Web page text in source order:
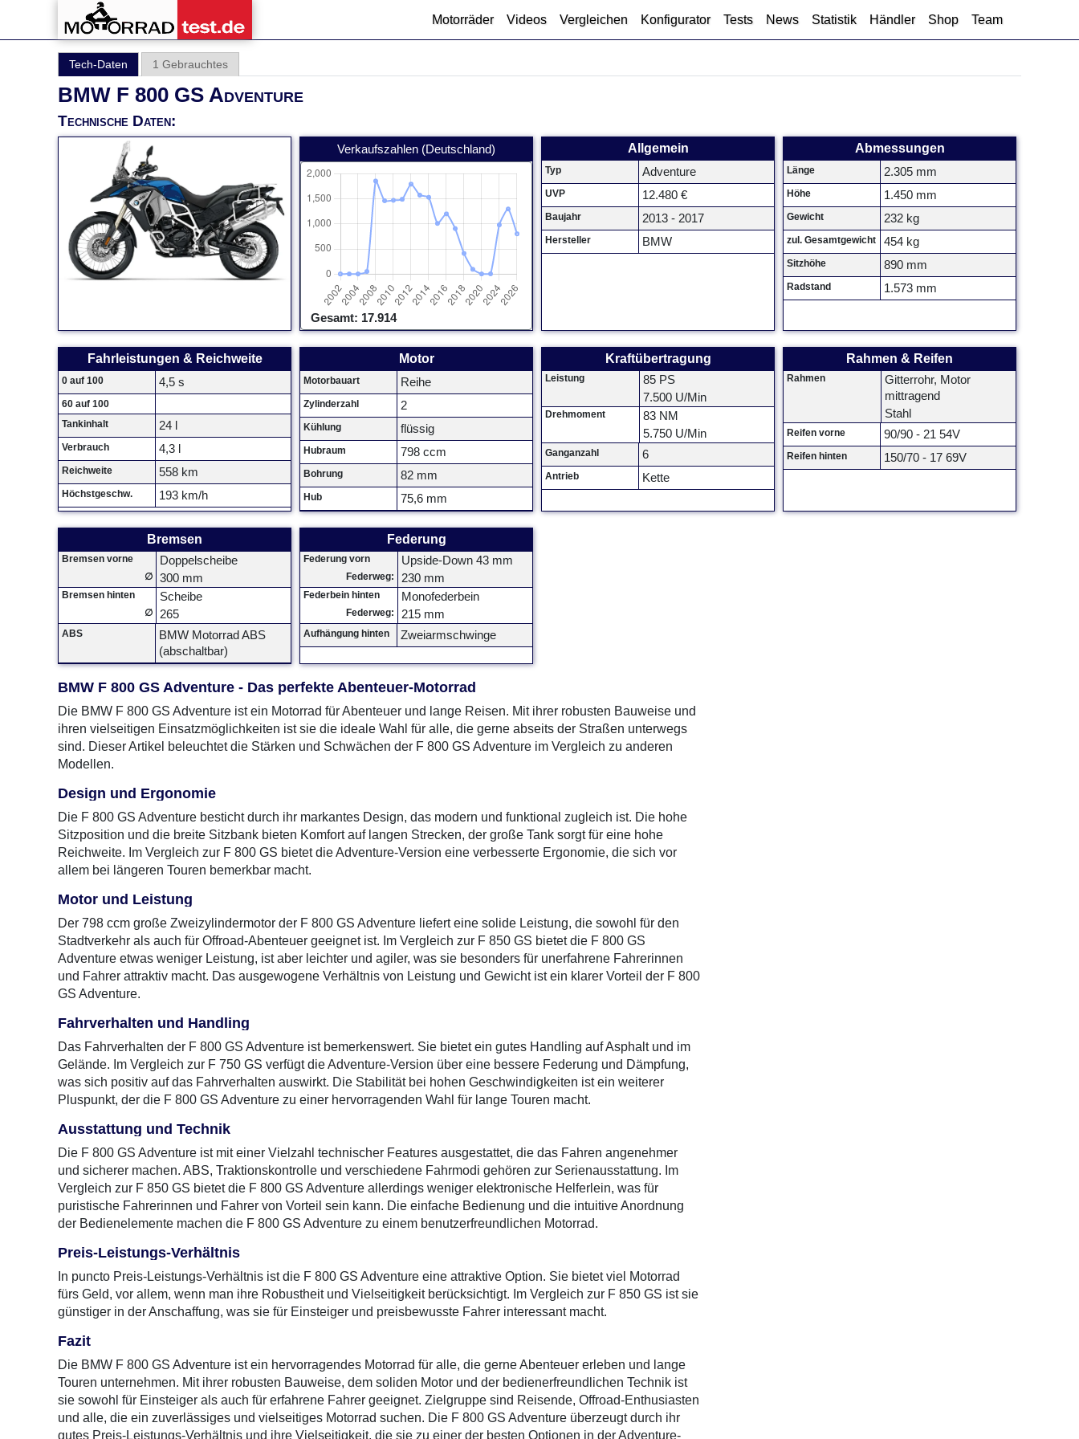
Motorräder Videos Vergleichen Konfigurator Tests News Statistik Händler Shop Team
Tech-Daten 1 Gebrauchtes
BMW F 800 GS Adventure
Technische Daten:
Verkaufszahlen (Deutschland)
Gesamt: 17.914
Allgemein
Typ Adventure
UVP 12.480 €
Baujahr 2013 - 2017
Hersteller BMW
Abmessungen
Länge 2.305 mm
Höhe 1.450 mm
Gewicht 232 kg
zul. Gesamtgewicht 454 kg
Sitzhöhe 890 mm
Radstand 1.573 mm
Fahrleistungen & Reichweite
0 auf 100 4,5 s
60 auf 100
Tankinhalt
24 l
Verbrauch 4,3 l
Reichweite 558 km
Höchstgeschw. 193 km/h
Motor
Motorbauart Reihe
Zylinderzahl 2
Kühlung flüssig
Hubraum 798 ccm
Bohrung 82 mm
Hub 75,6 mm
Kraftübertragung
Leistung
85 PS
7.500 U/Min
Drehmoment
83 NM
5.750 U/Min
Ganganzahl 6
Antrieb Kette
Rahmen & Reifen
Rahmen
Gitterrohr, Motor
mittragend
Stahl
Reifen vorne 90/90 - 21 54V
Reifen hinten 150/70 - 17 69V
Bremsen
Bremsen vorne Doppelscheibe
∅ 300 mm
Bremsen hinten Scheibe
∅ 265
ABS
BMW Motorrad ABS
(abschaltbar)
Federung
Federung vorn Upside-Down 43 mm
Federweg: 230 mm
Federbein hinten Monofederbein
Federweg: 215 mm
Aufhängung hinten Zweiarmschwinge
BMW F 800 GS Adventure - Das perfekte Abenteuer-Motorrad
Die BMW F 800 GS Adventure ist ein Motorrad für Abenteuer und lange Reisen. Mit ihrer robusten Bauweise und
ihren vielseitigen Einsatzmöglichkeiten ist sie die ideale Wahl für alle, die gerne abseits der Straßen unterwegs
sind. Dieser Artikel beleuchtet die Stärken und Schwächen der F 800 GS Adventure im Vergleich zu anderen
Modellen.
Design und Ergonomie
Die F 800 GS Adventure besticht durch ihr markantes Design, das modern und funktional zugleich ist. Die hohe
Sitzposition und die breite Sitzbank bieten Komfort auf langen Strecken, der große Tank sorgt für eine hohe
Reichweite. Im Vergleich zur F 800 GS bietet die Adventure-Version eine verbesserte Ergonomie, die sich vor
allem bei längeren Touren bemerkbar macht.
Motor und Leistung
Der 798 ccm große Zweizylindermotor der F 800 GS Adventure liefert eine solide Leistung, die sowohl für den
Stadtverkehr als auch für Offroad-Abenteuer geeignet ist. Im Vergleich zur F 850 GS bietet die F 800 GS
Adventure etwas weniger Leistung, ist aber leichter und agiler, was sie besonders für unerfahrene Fahrerinnen
und Fahrer attraktiv macht. Das ausgewogene Verhältnis von Leistung und Gewicht ist ein klarer Vorteil der F 800
GS Adventure.
Fahrverhalten und Handling
Das Fahrverhalten der F 800 GS Adventure ist bemerkenswert. Sie bietet ein gutes Handling auf Asphalt und im
Gelände. Im Vergleich zur F 750 GS verfügt die Adventure-Version über eine bessere Federung und Dämpfung,
was sich positiv auf das Fahrverhalten auswirkt. Die Stabilität bei hohen Geschwindigkeiten ist ein weiterer
Pluspunkt, der die F 800 GS Adventure zu einer hervorragenden Wahl für lange Touren macht.
Ausstattung und Technik
Die F 800 GS Adventure ist mit einer Vielzahl technischer Features ausgestattet, die das Fahren angenehmer
und sicherer machen. ABS, Traktionskontrolle und verschiedene Fahrmodi gehören zur Serienausstattung. Im
Vergleich zur F 850 GS bietet die F 800 GS Adventure allerdings weniger elektronische Helferlein, was für
puristische Fahrerinnen und Fahrer von Vorteil sein kann. Die einfache Bedienung und die intuitive Anordnung
der Bedienelemente machen die F 800 GS Adventure zu einem benutzerfreundlichen Motorrad.
Preis-Leistungs-Verhältnis
In puncto Preis-Leistungs-Verhältnis ist die F 800 GS Adventure eine attraktive Option. Sie bietet viel Motorrad
fürs Geld, vor allem, wenn man ihre Robustheit und Vielseitigkeit berücksichtigt. Im Vergleich zur F 850 GS ist sie
günstiger in der Anschaffung, was sie für Einsteiger und preisbewusste Fahrer interessant macht.
Fazit
Die BMW F 800 GS Adventure ist ein hervorragendes Motorrad für alle, die gerne Abenteuer erleben und lange
Touren unternehmen. Mit ihrer robusten Bauweise, dem soliden Motor und der bedienerfreundlichen Technik ist
sie sowohl für Einsteiger als auch für erfahrene Fahrer geeignet. Zielgruppe sind Reisende, Offroad-Enthusiasten
und alle, die ein zuverlässiges und vielseitiges Motorrad suchen. Die F 800 GS Adventure überzeugt durch ihr
gutes Preis-Leistungs-Verhältnis und ihre Vielseitigkeit, die sie zu einer der besten Optionen in der Adventure-